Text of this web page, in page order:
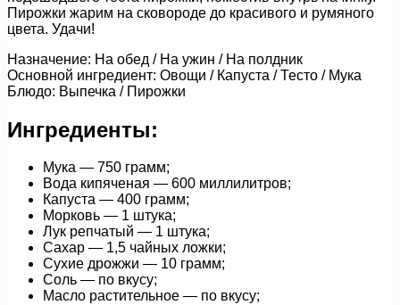
Пирожки жарим на сковороде до красивого и румяного
цвета. Удачи!
Назначение: На обед / На ужин / На полдник
Основной ингредиент: Овощи / Капуста / Тесто / Мука
Блюдо: Выпечка / Пирожки
Ингредиенты:
Мука — 750 грамм;
Вода кипяченая — 600 миллилитров;
Капуста — 400 грамм;
Морковь — 1 штука;
Лук репчатый — 1 штука;
Сахар — 1,5 чайных ложки;
Сухие дрожжи — 10 грамм;
Соль — по вкусу;
Масло растительное — по вкусу;